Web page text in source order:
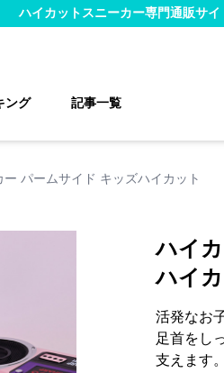
ハイカットスニーカー専門通販サイ
ング 記事一覧
パームサイド キッズハイカット
ハイ
ハイ
活発なお
足首をし
支えます。